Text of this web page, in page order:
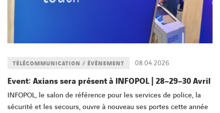
08.04.2026
TÉLÉCOMMUNICATION / ÉVÈNEMENT
Event: Axians sera présent à INFOPOL | 28–29–30 Avril
INFOPOL, le salon de référence pour les services de police, la
sécurité et les secours, ouvre à nouveau ses portes cette année